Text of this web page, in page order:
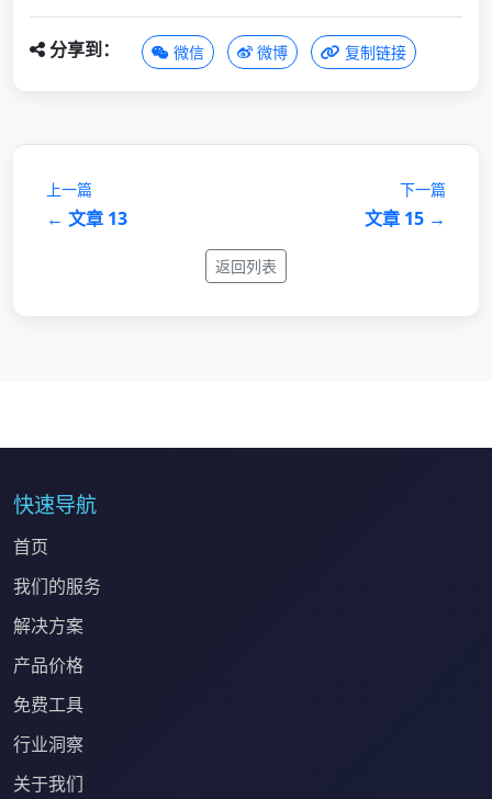
分享到： 微信 微博 复制链接
上一篇
← 文章 13
下一篇
文章 15 →
返回列表
快速导航
首页
我们的服务
解决方案
产品价格
免费工具
行业洞察
关于我们